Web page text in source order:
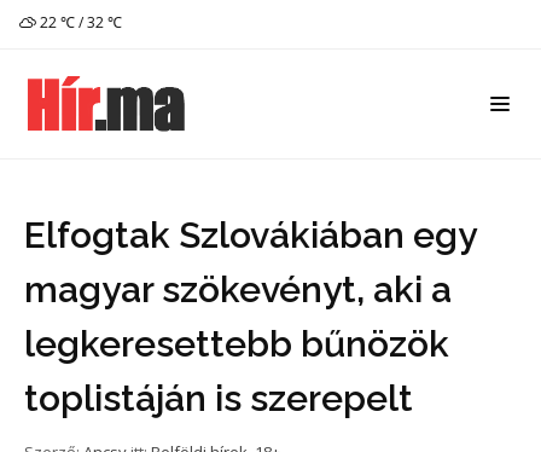
22 ℃ / 32 ℃
Elfogtak Szlovákiában egy
magyar szökevényt, aki a
legkeresettebb bűnözök
toplistáján is szerepelt